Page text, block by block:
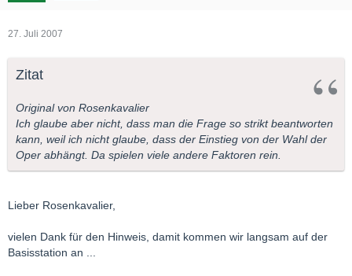
27. Juli 2007
Zitat
Original von Rosenkavalier
Ich glaube aber nicht, dass man die Frage so strikt beantworten
kann, weil ich nicht glaube, dass der Einstieg von der Wahl der
Oper abhängt. Da spielen viele andere Faktoren rein.
Lieber Rosenkavalier,
vielen Dank für den Hinweis, damit kommen wir langsam auf der
Basisstation an ...